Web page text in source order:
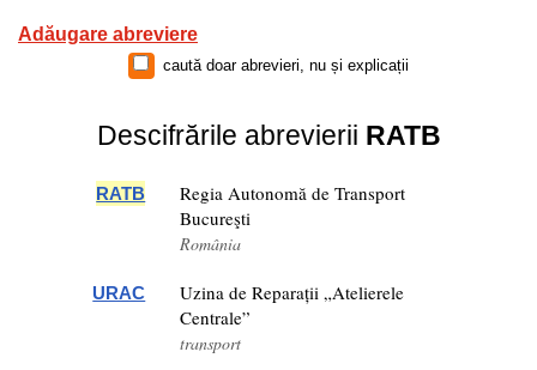
Adăugare abreviere
caută doar abrevieri, nu și explicații
Descifrările abrevierii RATB
RATB
Regia Autonomă de Transport
Bucureşti
România
URAC
Uzina de Reparații „Atelierele
Centrale”
transport